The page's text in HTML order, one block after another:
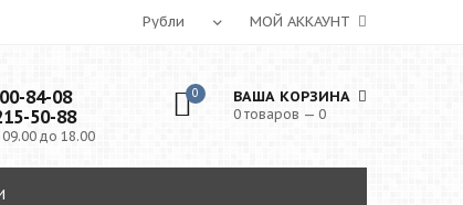
МОЙ АККАУНТ
84-08
50-88
до 18.00
0 ВАША КОРЗИНА
0 товаров — 0